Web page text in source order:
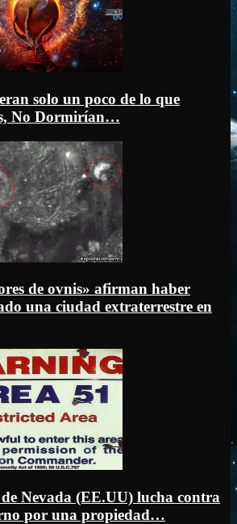
solo un poco de lo que
No Dormirían…
de ovnis» afirman haber
una ciudad extraterrestre en
Nevada (EE.UU) lucha contra
por una propiedad…